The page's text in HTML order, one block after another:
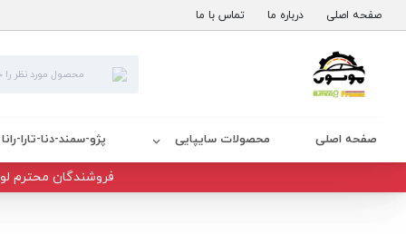
صفحه اصلی درباره ما تماس با ما
صفحه اصلی محصولات سایپایی پژو-سمند-دنا-تارا-رانا
فروشندگان محترم